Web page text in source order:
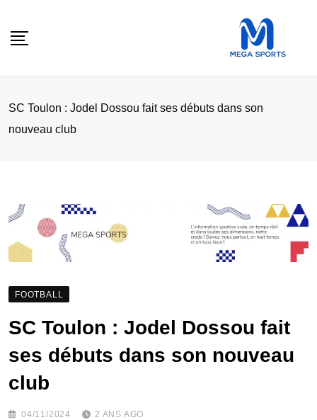
SC Toulon : Jodel Dossou fait ses débuts dans son
nouveau club
FOOTBALL
SC Toulon : Jodel Dossou fait
ses débuts dans son nouveau
club
04/11/2024 2 ANS AGO